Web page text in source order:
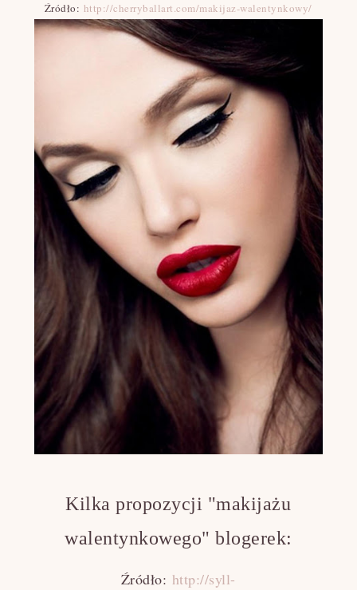
Źródło: http://cherryballart.com/makijaz-walentynkowy/
Kilka propozycji "makijażu
walentynkowego" blogerek:
Źródło: http://syll-